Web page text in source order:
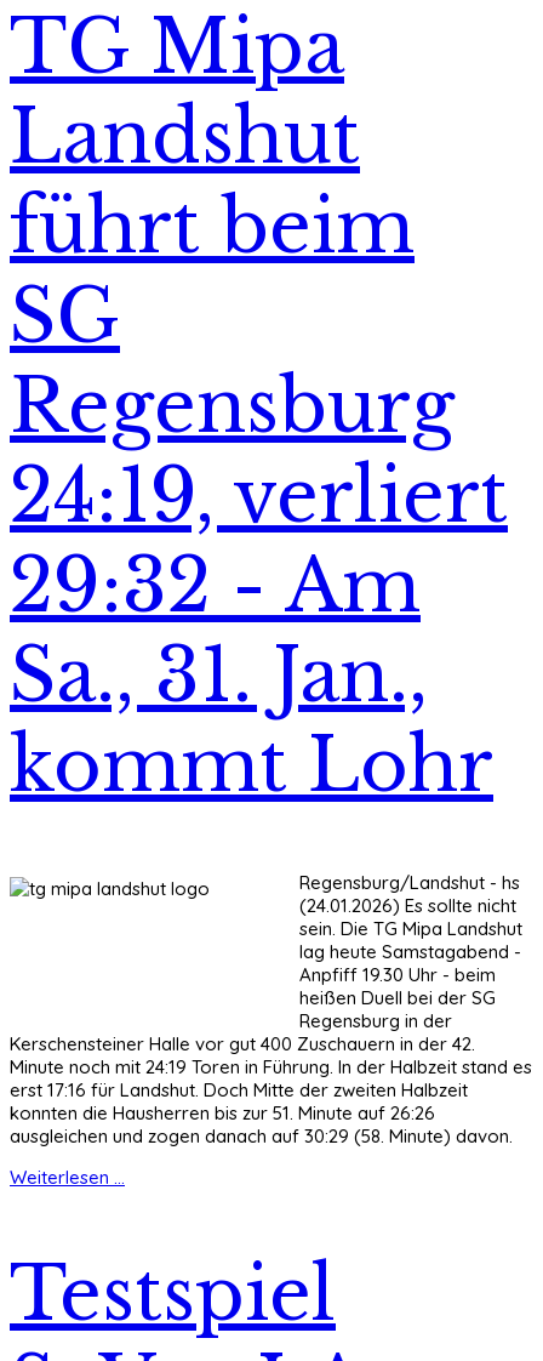
TG Mipa
Landshut
führt beim
SG
Regensburg
24:19, verliert
29:32 - Am
Sa., 31. Jan.,
kommt Lohr
Regensburg/Landshut - hs
(24.01.2026) Es sollte nicht
sein. Die TG Mipa Landshut
lag heute Samstagabend -
Anpfiff 19.30 Uhr - beim
heißen Duell bei der SG
Regensburg in der
Kerschensteiner Halle vor gut 400 Zuschauern in der 42.
Minute noch mit 24:19 Toren in Führung. In der Halbzeit stand es
erst 17:16 für Landshut. Doch Mitte der zweiten Halbzeit
konnten die Hausherren bis zur 51. Minute auf 26:26
ausgleichen und zogen danach auf 30:29 (58. Minute) davon.
Weiterlesen ...
Testspiel